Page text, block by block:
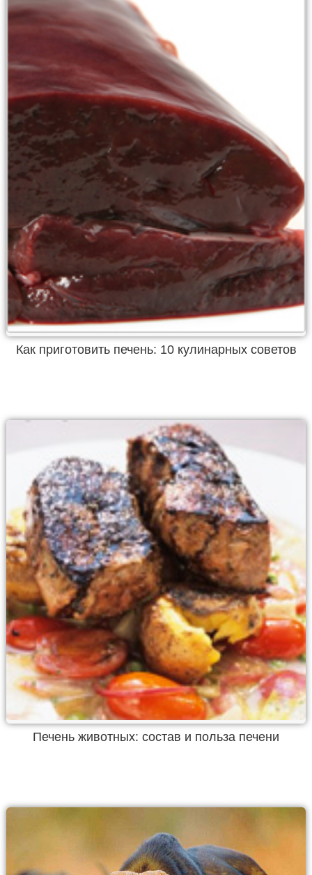
Как приготовить печень: 10 кулинарных советов
Печень животных: состав и польза печени